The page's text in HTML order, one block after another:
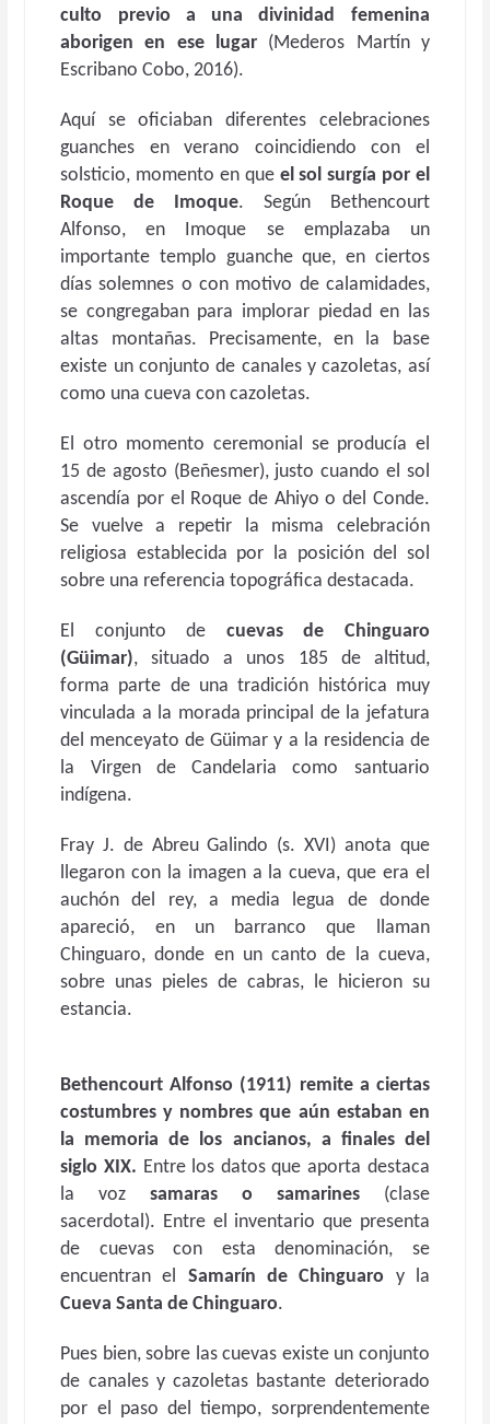
culto previo a una divinidad femenina
aborigen en ese lugar (Mederos Martín y
Escribano Cobo, 2016).
Aquí se oficiaban diferentes celebraciones
guanches en verano coincidiendo con el
solsticio, momento en que el sol surgía por el
Roque de Imoque. Según Bethencourt
Alfonso, en Imoque se emplazaba un
importante templo guanche que, en ciertos
días solemnes o con motivo de calamidades,
se congregaban para implorar piedad en las
altas montañas. Precisamente, en la base
existe un conjunto de canales y cazoletas, así
como una cueva con cazoletas.
El otro momento ceremonial se producía el
15 de agosto (Beñesmer), justo cuando el sol
ascendía por el Roque de Ahiyo o del Conde.
Se vuelve a repetir la misma celebración
religiosa establecida por la posición del sol
sobre una referencia topográfica destacada.
El conjunto de cuevas de Chinguaro
(Güimar), situado a unos 185 de altitud,
forma parte de una tradición histórica muy
vinculada a la morada principal de la jefatura
del menceyato de Güimar y a la residencia de
la Virgen de Candelaria como santuario
indígena.
Fray J. de Abreu Galindo (s. XVI) anota que
llegaron con la imagen a la cueva, que era el
auchón del rey, a media legua de donde
apareció, en un barranco que llaman
Chinguaro, donde en un canto de la cueva,
sobre unas pieles de cabras, le hicieron su
estancia.
Bethencourt Alfonso (1911) remite a ciertas
costumbres y nombres que aún estaban en
la memoria de los ancianos, a finales del
siglo XIX. Entre los datos que aporta destaca
la vozsamaras o samarines(clase
sacerdotal). Entre el inventario que presenta
de cuevas con esta denominación, se
encuentran el Samarín de Chinguaro y la
Cueva Santa de Chinguaro.
Pues bien, sobre las cuevas existe un conjunto
de canales y cazoletas bastante deteriorado
por el paso del tiempo, sorprendentemente